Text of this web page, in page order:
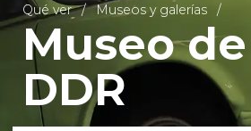
Qué ver Museos y galerías
Museo
DDR